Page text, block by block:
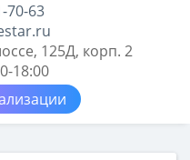
70-63
125Д, корп. 2
18:00